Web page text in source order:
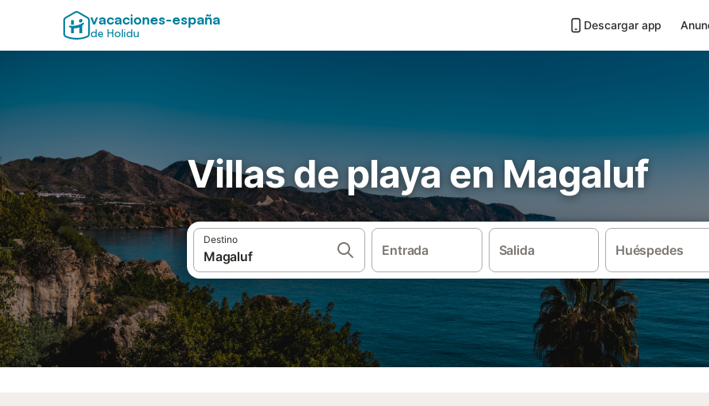
vacaciones-españa
de Holidu
Descargar app
Villas de playa en Magaluf
Destino
Entrada Salida Huéspedes